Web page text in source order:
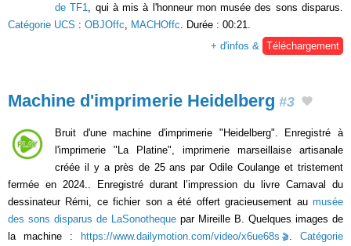
de TF1
, qui à mis à l'honneur mon musée des sons disparus.
Catégorie UCS : OBJOffc MACHOffc . Durée : 00:21.
+ d'infos &
Téléchargement
Machine d'imprimerie Heidelberg #3
Bruit d'une machine d'imprimerie "Heidelberg". Enregistré à
l'imprimerie "La Platine", imprimerie marseillaise artisanale
créée il y a près de 25 ans par Odile Coulange et tristement
fermée en 2024.. Enregistré durant l’impression du livre Carnaval du
dessinateur Rémi, ce fichier son a été offert gracieusement au musée
des sons disparus de LaSonotheque par Mireille B. Quelques images de
la machine : https://www.dailymotion.com/video/x6ue68s
Catégorie